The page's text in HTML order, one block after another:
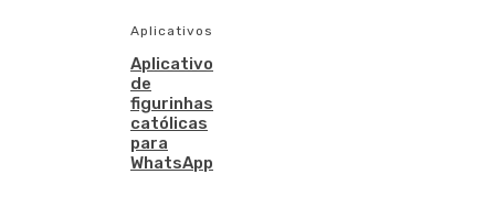
Aplicativos
Aplicativo
de
figurinhas
católicas
para
WhatsApp